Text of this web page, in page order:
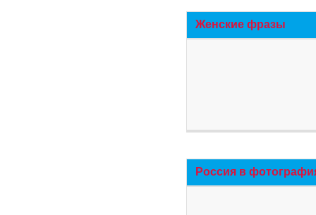
Женские фразы
Россия в